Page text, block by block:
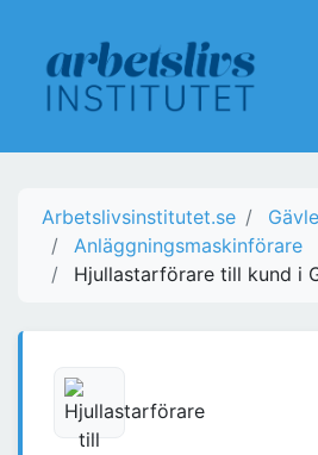
Arbetslivsinstitutet.se
Gävle
Anläggningsmaskinförare
Hjullastarförare till kund i